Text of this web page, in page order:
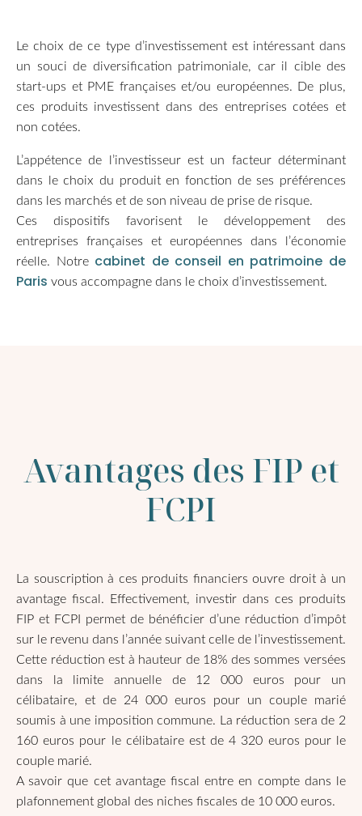
Le choix de ce type d’investissement est intéressant dans
un souci de diversification patrimoniale, car il cible des
start-ups et PME françaises et/ou européennes. De plus,
ces produits investissent dans des entreprises cotées et
non cotées.
L’appétence de l’investisseur est un facteur déterminant
dans le choix du produit en fonction de ses préférences
dans les marchés et de son niveau de prise de risque.
Ces dispositifs favorisent le développement des
entreprises françaises et européennes dans l’économie
réelle. Notre cabinet de conseil en patrimoine de
Paris vous accompagne dans le choix d’investissement.
Avantages des FIP et
FCPI
La souscription à ces produits financiers ouvre droit à un
avantage fiscal. Effectivement, investir dans ces produits
FIP et FCPI permet de bénéficier d’une réduction d’impôt
sur le revenu dans l’année suivant celle de l’investissement.
Cette réduction est à hauteur de 18% des sommes versées
dans la limite annuelle de 12 000 euros pour un
célibataire, et de 24 000 euros pour un couple marié
soumis à une imposition commune. La réduction sera de 2
160 euros pour le célibataire est de 4 320 euros pour le
couple marié.
A savoir que cet avantage fiscal entre en compte dans le
plafonnement global des niches fiscales de 10 000 euros.